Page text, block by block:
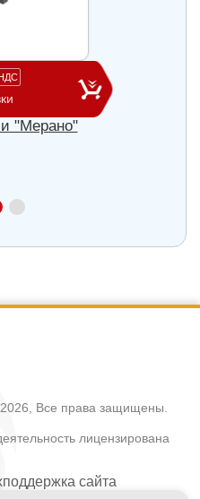
"Мерано"
Все права защищены.
лицензирована
сайта